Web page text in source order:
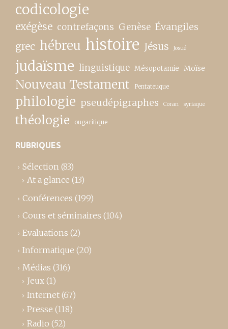
codicologie
exégèse contrefaçons Genèse Évangiles
grec hébreu histoire Jésus Josué
judaïsme linguistique Mésopotamie Moïse
Nouveau Testament Pentateuque
philologie pseudépigraphes Coran syriaque
théologie ougaritique
RUBRIQUES
Sélection (83)
At a glance (13)
Conférences (199)
Cours et séminaires (104)
Evaluations (2)
Informatique (20)
Médias (316)
Jeux (1)
Internet (67)
Presse (118)
Radio (52)